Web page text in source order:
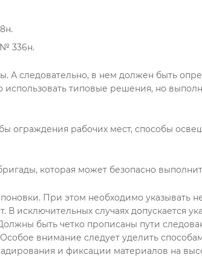
336н.
А следовательно, в нем должен быть
типовые решения, но
ограждения рабочих мест, способы
которая может безопасно
При этом необходимо указывать
исключительных случаях допускается
быть четко прописаны пути
внимание следует уделить
и фиксации материалов на